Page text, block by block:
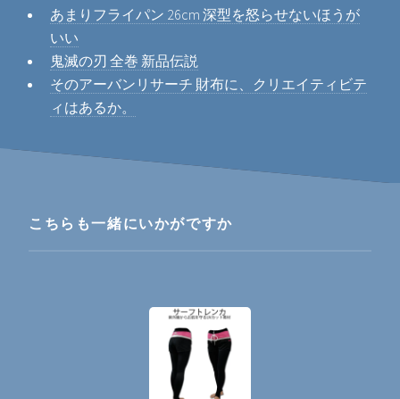
あまりフライパン 26cm 深型を怒らせないほうが
いい
鬼滅の刃 全巻 新品伝説
そのアーバンリサーチ 財布に、クリエイティビテ
ィはあるか。
こちらも一緒にいかがですか